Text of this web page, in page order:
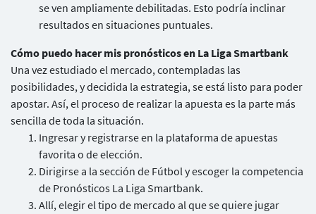
se ven ampliamente debilitadas. Esto podría inclinar
resultados en situaciones puntuales.
Cómo puedo hacer mis pronósticos en La Liga Smartbank
Una vez estudiado el mercado, contempladas las
posibilidades, y decidida la estrategia, se está listo para poder
apostar. Así, el proceso de realizar la apuesta es la parte más
sencilla de toda la situación.
Ingresar y registrarse en la plataforma de apuestas
favorita o de elección.
Dirigirse a la sección de Fútbol y escoger la competencia
de Pronósticos La Liga Smartbank.
Allí, elegir el tipo de mercado al que se quiere jugar